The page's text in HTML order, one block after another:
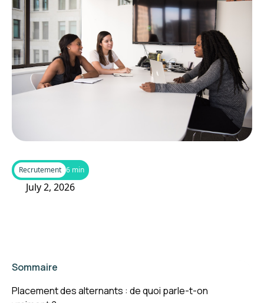
Recrutement 6 min
July 2, 2026
Sommaire
Placement des alternants : de quoi parle-t-on